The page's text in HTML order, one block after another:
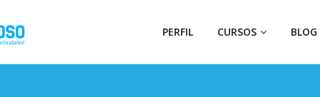
PERFIL CURSOS BLOG